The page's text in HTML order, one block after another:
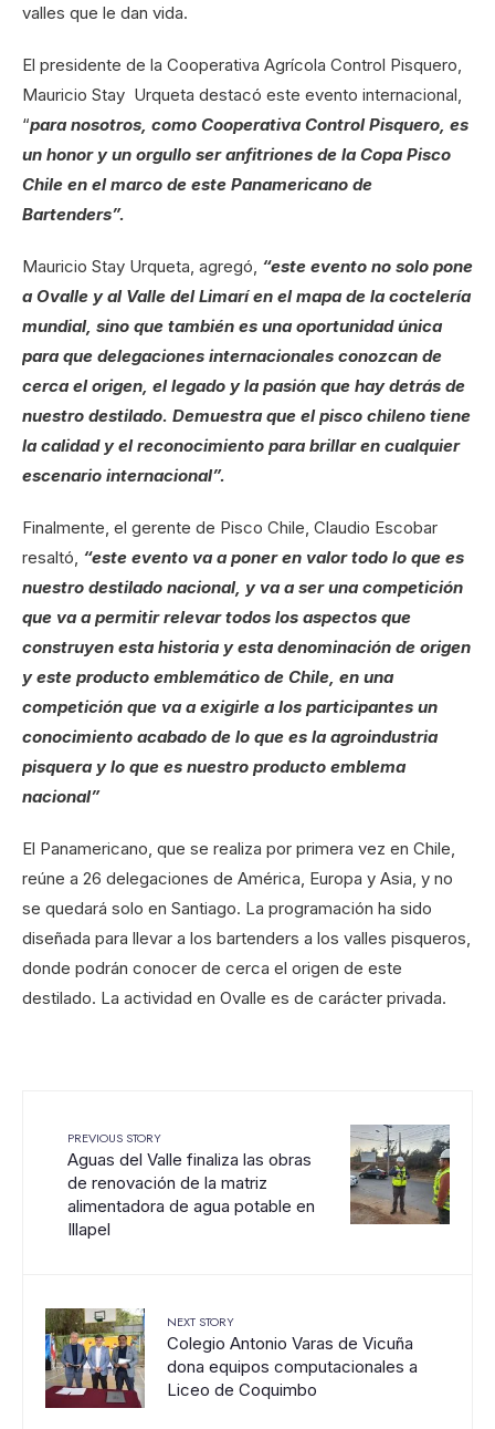
valles que le dan vida.
El presidente de la Cooperativa Agrícola Control Pisquero,
Mauricio Stay Urqueta destacó este evento internacional,
“para nosotros, como Cooperativa Control Pisquero, es
un honor y un orgullo ser anfitriones de la Copa Pisco
Chile en el marco de este Panamericano de
Bartenders”.
Mauricio Stay Urqueta, agregó, “este evento no solo pone
a Ovalle y al Valle del Limarí en el mapa de la coctelería
mundial, sino que también es una oportunidad única
para que delegaciones internacionales conozcan de
cerca el origen, el legado y la pasión que hay detrás de
nuestro destilado. Demuestra que el pisco chileno tiene
la calidad y el reconocimiento para brillar en cualquier
escenario internacional”.
Finalmente, el gerente de Pisco Chile, Claudio Escobar
resaltó, “este evento va a poner en valor todo lo que es
nuestro destilado nacional, y va a ser una competición
que va a permitir relevar todos los aspectos que
construyen esta historia y esta denominación de origen
y este producto emblemático de Chile, en una
competición que va a exigirle a los participantes un
conocimiento acabado de lo que es la agroindustria
pisquera y lo que es nuestro producto emblema
nacional”
El Panamericano, que se realiza por primera vez en Chile,
reúne a 26 delegaciones de América, Europa y Asia, y no
se quedará solo en Santiago. La programación ha sido
diseñada para llevar a los bartenders a los valles pisqueros,
donde podrán conocer de cerca el origen de este
destilado. La actividad en Ovalle es de carácter privada.
PREVIOUS STORY
Aguas del Valle finaliza las obras
de renovación de la matriz
alimentadora de agua potable en
Illapel
NEXT STORY
Colegio Antonio Varas de Vicuña
dona equipos computacionales a
Liceo de Coquimbo